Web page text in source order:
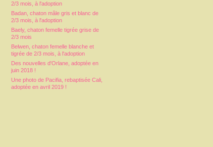
2/3 mois, à l'adoption
Badan, chaton mâle gris et blanc de
2/3 mois, à l'adoption
Baely, chaton femelle tigrée grise de
2/3 mois
Belwen, chaton femelle blanche et
tigrée de 2/3 mois, à l'adoption
Des nouvelles d'Orlane, adoptée en
juin 2018 !
Une photo de Pacifia, rebaptisée Cali,
adoptée en avril 2019 !